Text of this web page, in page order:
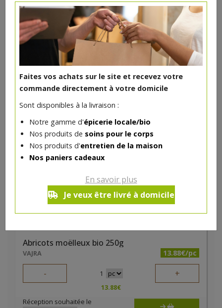
Faites vos achats sur le site et recevez votre
commande directement à votre domicile
Sont disponibles à la livraison :
Notre gamme d'épicerie locale/bio
Nos produits de soins pour le corps
Nos produits d'entretien de la maison
Nos paniers cadeaux
En savoir plus
Je veux être livré à domicile
- 1 pc
6.69
Réception souhaitée le
DANS LA MÊME CATÉGORIE ...
Abricots moëlleux bio 250g
VAJRA 13.88€/pc
- 1 +
13.88€
Réception souhaitée le